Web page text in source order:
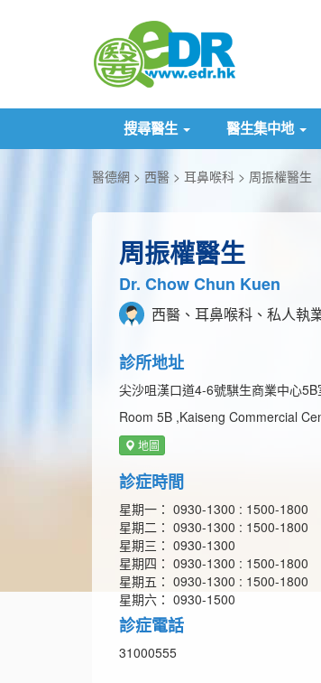
搜尋醫生 醫生集中地
醫德網 西醫 耳鼻喉科 周振權醫生
周振權醫生
Dr. Chow Chun Kuen
西醫、耳鼻喉科、私人執
診所地址
尖沙咀漢口道4-6號騏生商業中心5B
Room 5B ,Kaiseng Commercial
地圖
診症時間
星期一： 0930-1300 : 1500-1800
星期二： 0930-1300 : 1500-1800
星期三： 0930-1300
星期四： 0930-1300 : 1500-1800
星期五： 0930-1300 : 1500-1800
星期六： 0930-1500
診症電話
31000555